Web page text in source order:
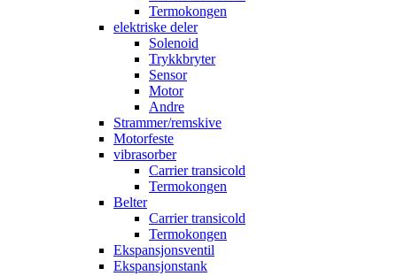
Termokongen
elektriske deler
Solenoid
Trykkbryter
Sensor
Motor
Andre
Strammer/remskive
Motorfeste
vibrasorber
Carrier transicold
Termokongen
Belter
Carrier transicold
Termokongen
Ekspansjonsventil
Ekspansjonstank